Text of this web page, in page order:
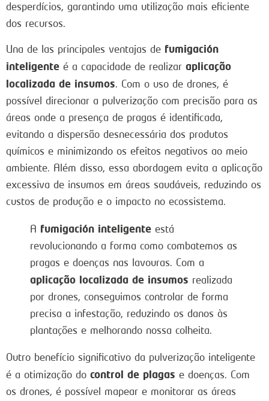
desperdícios, garantindo uma utilização mais eficiente
dos recursos.
Una de las principales ventajas de fumigación
inteligente é a capacidade de realizar aplicação
localizada de insumos. Com o uso de drones, é
possível direcionar a pulverização com precisão para as
áreas onde a presença de pragas é identificada,
evitando a dispersão desnecessária dos produtos
químicos e minimizando os efeitos negativos ao meio
ambiente. Além disso, essa abordagem evita a aplicação
excessiva de insumos em áreas saudáveis, reduzindo os
custos de produção e o impacto no ecossistema.
A fumigación inteligente está
revolucionando a forma como combatemos as
pragas e doenças nas lavouras. Com a
aplicação localizada de insumos realizada
por drones, conseguimos controlar de forma
precisa a infestação, reduzindo os danos às
plantações e melhorando nossa colheita.
Outro benefício significativo da pulverização inteligente
é a otimização do control de plagas e doenças. Com
os drones, é possível mapear e monitorar as áreas